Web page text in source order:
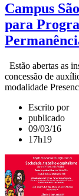
Campus
para
Estão abertas as
concessão de
modalidade
Escrito por
publicado
09/03/16
17h19